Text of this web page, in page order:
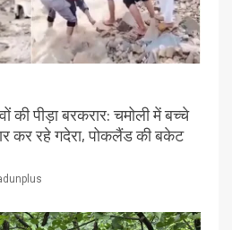
की पीड़ा बरकरार: चमोली में बच्चे
कर रहे गदेरा, पोकलैंड की बकेट